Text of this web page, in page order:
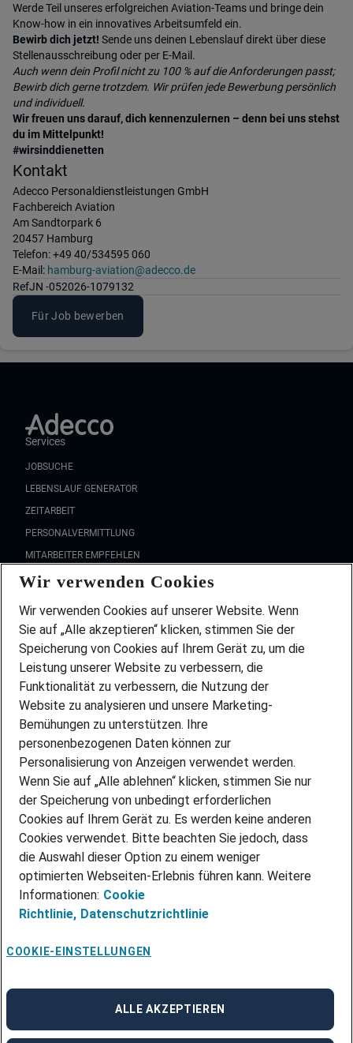
Werde Teil unseres erfolgreichen Aviation-Teams und bringe dein
Know-how in ein innovatives Arbeitsumfeld ein.
Bewirb dich jetzt! Sende uns deinen Lebenslauf direkt über diese
Stellenausschreibung oder per E-Mail.
Auch wenn dein Profil nicht zu 100 % auf die Anforderungen passt;
Bewirb dich gerne trotzdem. Wir prüfen jede Bewerbung persönlich
und individuell.
Wir freuen uns darauf, dich kennenzulernen – denn bei uns stehst
du im Mittelpunkt!
#wirsinddienetten
Kontakt
Adecco Personaldienstleistungen GmbH
Fachbereich Aviation
Am Sandtorpark 6
20457 Hamburg
Telefon: +49 40/534595 060
E-Mail: hamburg-aviation@adecco.de
RefJN -052026-1079132
Für Job bewerben
Services
JOBSUCHE
LEBENSLAUF GENERATOR
ZEITARBEIT
PERSONALVERMITTLUNG
MITARBEITER EMPFEHLEN
FAQ
Wir stellen ein!
DEINE BERUFSGRUPPE
DEINE LEBENSSITUATION
PARTNERSHIP WITH AIRBUS
INITIATIV BEWERBEN
ÜBER UNS
STANDORTE
BLOG
PRESSE
KONTAKT
@Adecco 2026
IMPRESSUM
DATENSCHUTZ
NUTZUNGSBEDINGUNGEN
COOKIE-RICHTLINIEN
BESCHWERDESTELLE
linkedinFacebook
Instagram
Wir verwenden Cookies
Wir verwenden Cookies auf unserer Website. Wenn
Sie auf „Alle akzeptieren“ klicken, stimmen Sie der
Speicherung von Cookies auf Ihrem Gerät zu, um die
Leistung unserer Website zu verbessern, die
Funktionalität zu verbessern, die Nutzung der
Website zu analysieren und unsere Marketing-
Bemühungen zu unterstützen. Ihre
personenbezogenen Daten können zur
Personalisierung von Anzeigen verwendet werden.
Wenn Sie auf „Alle ablehnen“ klicken, stimmen Sie nur
der Speicherung von unbedingt erforderlichen
Cookies auf Ihrem Gerät zu. Es werden keine anderen
Cookies verwendet. Bitte beachten Sie jedoch, dass
die Auswahl dieser Option zu einem weniger
optimierten Webseiten-Erlebnis führen kann. Weitere
Informationen: Cookie
Richtlinie, Datenschutzrichtlinie
COOKIE-EINSTELLUNGEN
ALLE AKZEPTIEREN